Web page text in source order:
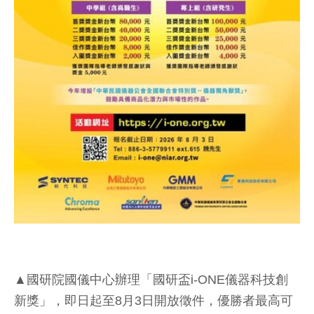
▲國研院國儀中心辦理「國研盃i-ONE儀器科技創
新獎」，即日起至8月3日開放徵件，優勝者最高可